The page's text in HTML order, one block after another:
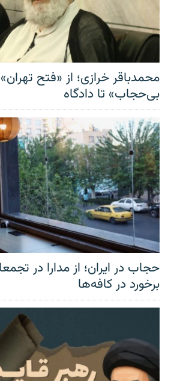
محمدباقر خرازی؛ از «فتح
بی‌حجاب» تا دادگاه
حجاب در ایران؛ از مدارا در
برخورد در کافه‌ها